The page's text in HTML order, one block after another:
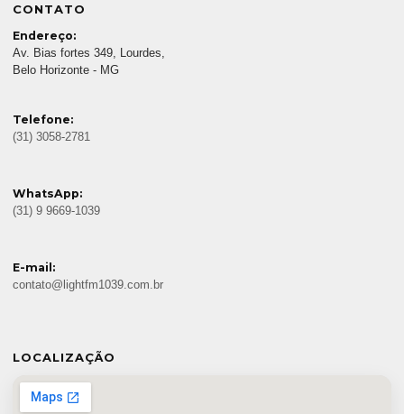
CONTATO
Endereço:
Av. Bias fortes 349, Lourdes,
Belo Horizonte - MG
Telefone:
(31) 3058-2781
WhatsApp:
(31) 9 9669-1039
E-mail:
contato@lightfm1039.com.br
LOCALIZAÇÃO